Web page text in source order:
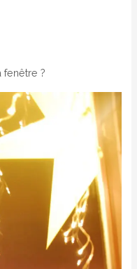
fenêtre ?